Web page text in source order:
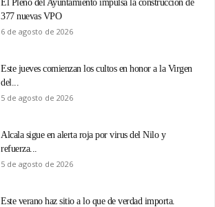
El Pleno del Ayuntamiento impulsa la construcción de
377 nuevas VPO
6 de agosto de 2026
Este jueves comienzan los cultos en honor a la Virgen
del...
5 de agosto de 2026
Alcala sigue en alerta roja por virus del Nilo y
refuerza...
5 de agosto de 2026
Este verano haz sitio a lo que de verdad importa.